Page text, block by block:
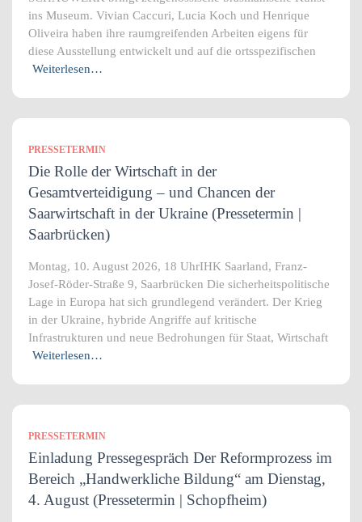
ins Museum. Vivian Caccuri, Lucia Koch und Henrique
Oliveira haben ihre raumgreifenden Arbeiten eigens für
diese Ausstellung entwickelt und auf die ortsspezifischen
Weiterlesen…
PRESSETERMIN
Die Rolle der Wirtschaft in der
Gesamtverteidigung – und Chancen der
Saarwirtschaft in der Ukraine (Pressetermin |
Saarbrücken)
Montag, 10. August 2026, 18 UhrIHK Saarland, Franz-
Josef-Röder-Straße 9, Saarbrücken Die sicherheitspolitische
Lage in Europa hat sich grundlegend verändert. Der Krieg
in der Ukraine, hybride Angriffe auf kritische
Infrastrukturen und neue Bedrohungen für Staat, Wirtschaft
Weiterlesen…
PRESSETERMIN
Einladung Pressegespräch Der Reformprozess im
Bereich „Handwerkliche Bildung“ am Dienstag,
4. August (Pressetermin | Schopfheim)